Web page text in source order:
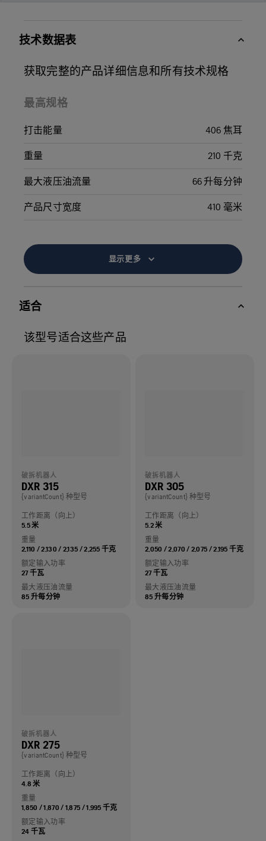
技术数据表
获取完整的产品详细信息和所有技术规格
最高规格
打击能量 406 焦耳
重量 210 千克
最大液压油流量 66 升每分钟
产品尺寸宽度 410 毫米
显示更多
适合
该型号适合这些产品
破拆机器人
DXR 315
{variantCount} 种型号
工作距离（向上）
5.5 米
重量
2,110 / 2,130 / 2,135 / 2,255 千克
额定输入功率
27 千瓦
最大液压油流量
85 升每分钟
破拆机器人
DXR 305
{variantCount} 种型号
工作距离（向上）
5.2 米
重量
2,050 / 2,070 / 2,075 / 2,195 千克
额定输入功率
27 千瓦
最大液压油流量
85 升每分钟
破拆机器人
DXR 275
{variantCount} 种型号
工作距离（向上）
4.8 米
重量
1,850 / 1,870 / 1,875 / 1,995 千克
额定输入功率
24 千瓦